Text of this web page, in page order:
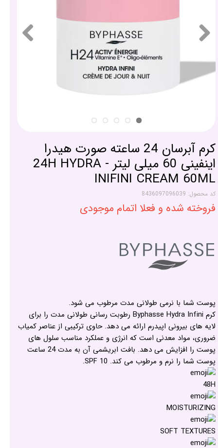
کرم آبرسان 24 ساعته صورت هیدرا
اینفینی 60 میلی لیتر - 24H HYDRA
INIFINI CREAM 60ML
کد محصول: 8436097096039
فروخته شده و فعلا اتمام موجودی
پوست شما با نرمی طولانی مدت مرطوب می شود.
کرم Byphasse Hydra Infini رطوبت رسانی طولانی مدت را برای
لایه های بیرونی اپیدرم ارائه می دهد. حاوی ترکیبی از عناصر کمیاب
ضروری، مواد معدنی است که انرژی و عملکرد مناسب سلول های
پوست را افزایش می دهد. بافت ابریشمی آن به مدت 24 ساعت
پوست شما را نرم و مرطوب می کند. SPF 10.
48H
MOISTURIZING
SOFT TEXTURES